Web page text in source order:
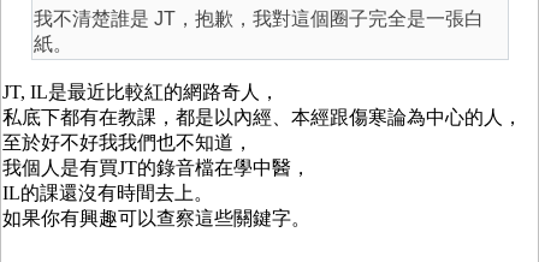
我不清楚誰是 JT，抱歉，我對這個圈子完全是一張白
紙。
JT, IL是最近比較紅的網路奇人，
私底下都有在教課，都是以內經、本經跟傷寒論為中心的人，
至於好不好我我們也不知道，
我個人是有買JT的錄音檔在學中醫，
IL的課還沒有時間去上。
如果你有興趣可以查察這些關鍵字。